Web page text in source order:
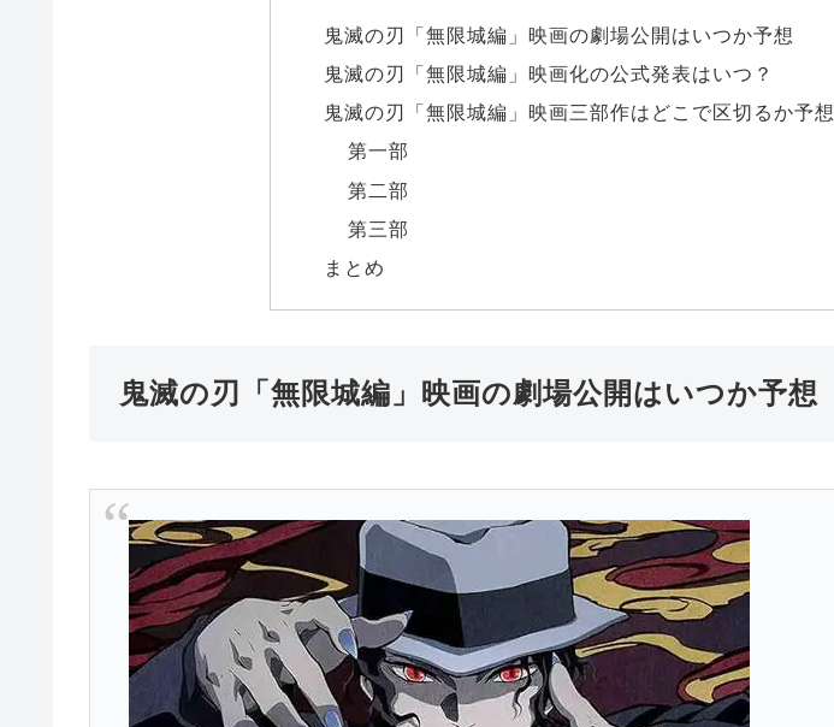
鬼滅の刃「無限城編」映画の劇場公開はいつか予想
鬼滅の刃「無限城編」映画化の公式発表はいつ？
鬼滅の刃「無限城編」映画三部作はどこで区切るか予想
第一部
第二部
第三部
まとめ
鬼滅の刃「無限城編」映画の劇場公開はいつか予想